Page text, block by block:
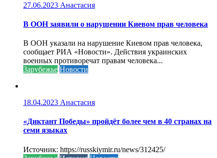
27.06.2023 Анастасия
В ООН заявили о нарушении Киевом прав человека
В ООН указали на нарушение Киевом прав человека,
сообщает РИА «Новости». Действия украинских
военных противоречат правам человека...
Зарубежье Новости
18.04.2023 Анастасия
«Диктант Победы» пройдёт более чем в 40 странах на
семи языках
Источник: https://russkiymir.ru/news/312425/